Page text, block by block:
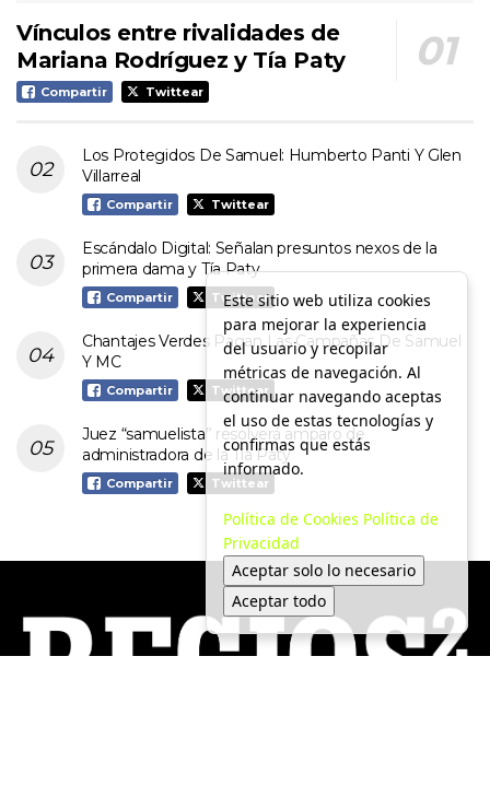
Vínculos entre rivalidades de
Mariana Rodríguez y Tía Paty
Compartir Twittear
Los Protegidos De Samuel: Humberto Panti Y Glen
Villarreal
Compartir Twittear
Escándalo Digital: Señalan presuntos nexos de la
primera dama y Tía Paty
Compartir Twittear
Chantajes Verdes Pagan Las Campañas De Samuel
Y MC
Compartir Twittear
Juez “samuelista” resolverá amparo de
administradora de la Tía Paty
Compartir Twittear
Este sitio web utiliza cookies
para mejorar la experiencia
del usuario y recopilar
métricas de navegación. Al
continuar navegando aceptas
el uso de estas tecnologías y
confirmas que estás
informado.
Política de Cookies Política de
Privacidad
Aceptar solo lo necesario
Aceptar todo